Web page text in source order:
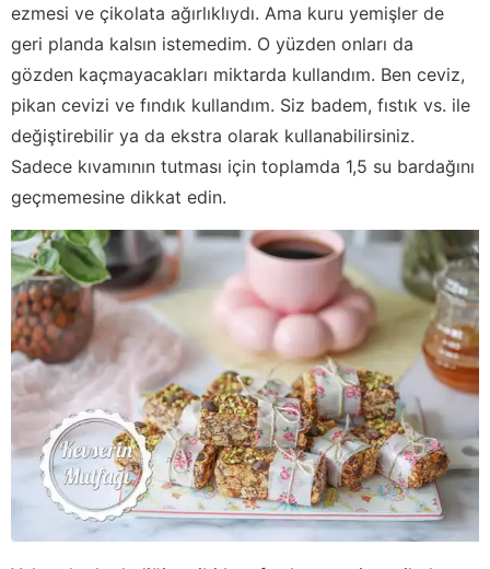
ezmesi ve çikolata ağırlıklıydı. Ama kuru yemişler de
geri planda kalsın istemedim. O yüzden onları da
gözden kaçmayacakları miktarda kullandım. Ben ceviz,
pikan cevizi ve fındık kullandım. Siz badem, fıstık vs. ile
değiştirebilir ya da ekstra olarak kullanabilirsiniz.
Sadece kıvamının tutması için toplamda 1,5 su bardağını
geçmemesine dikkat edin.